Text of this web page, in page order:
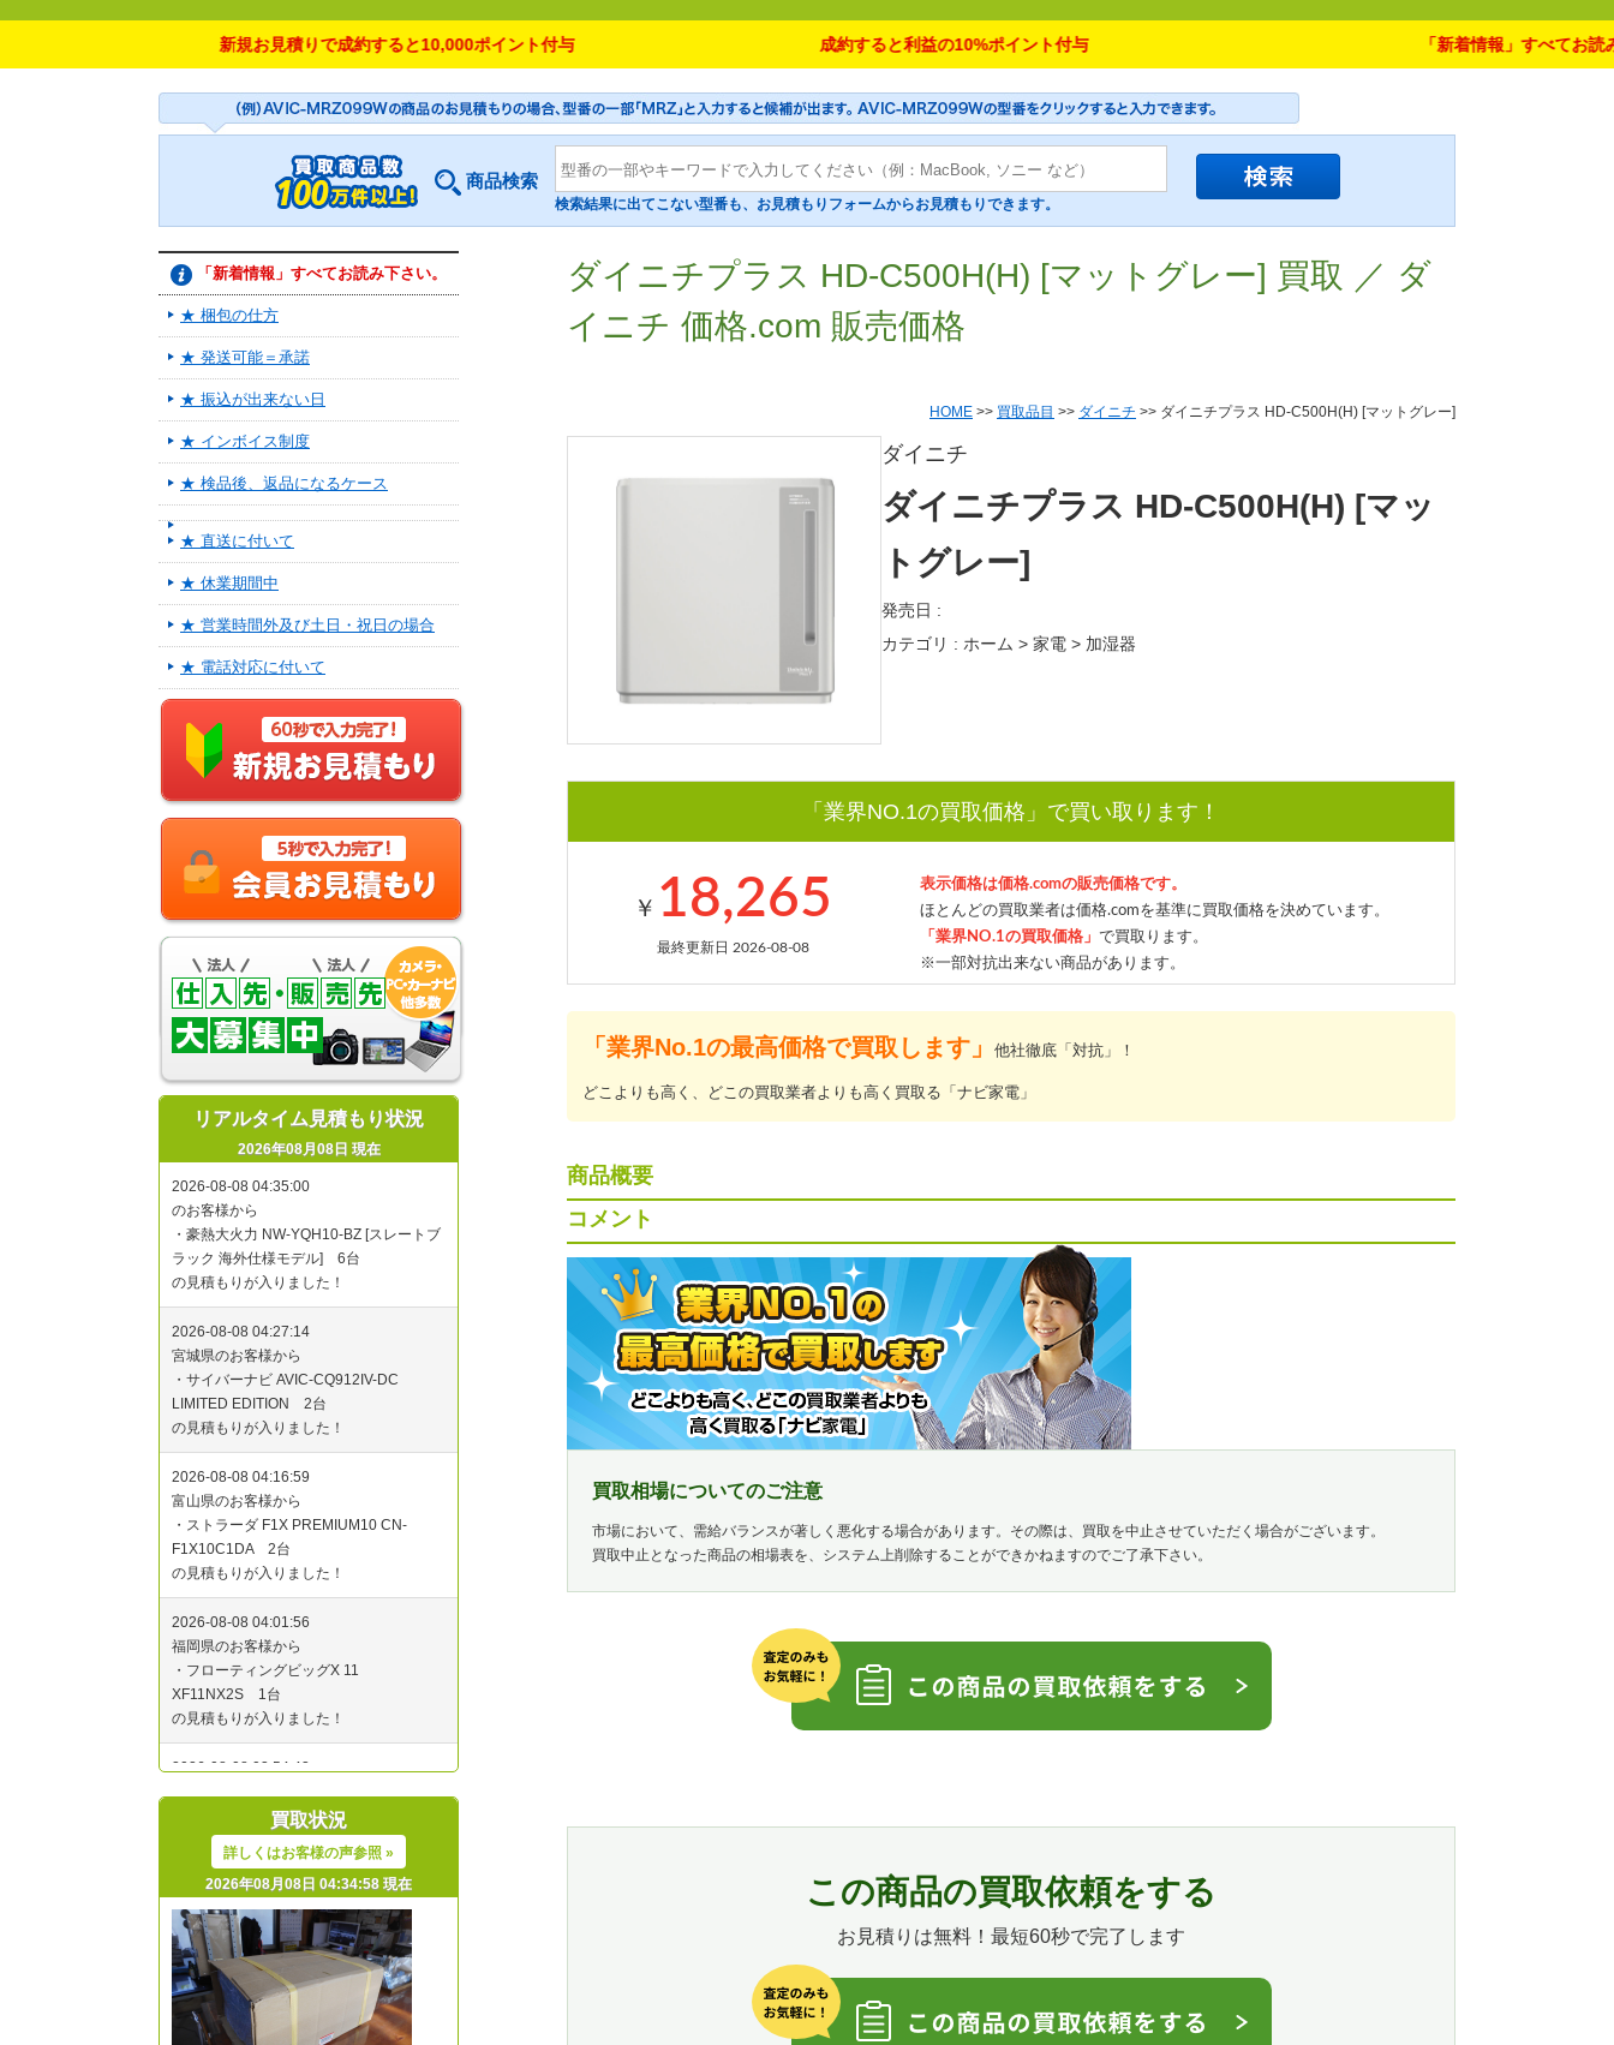
新規お見積りで成約すると10,000ポイント付与 成約すると利益の10%ポイント付与 「新着情報」すべてお読み下さい
商品検索
検索結果に出てこない型番も、お見積もりフォームからお見積もりできます。
ダイニチプラス HD-C500H(H) [マットグレー] 買取 ／ ダ
イニチ 価格.com 販売価格
HOME >> 買取品目 >> ダイニチ >> ダイニチプラス HD-C500H(H) [マットグレー]
ダイニチ
ダイニチプラス HD-C500H(H) [マッ
トグレー]
発売日 :
カテゴリ : ホーム > 家電 > 加湿器
「業界NO.1の買取価格」で買い取ります！
￥ 18,265
最終更新日 2026-08-08
表示価格は価格.comの販売価格です。
ほとんどの買取業者は価格.comを基準に買取価格を決めています。
「業界NO.1の買取価格」 で買取ります。
※一部対抗出来ない商品があります。
「業界No.1の最高価格で買取します」 他社徹底「対抗」！
どこよりも高く、どこの買取業者よりも高く買取る「ナビ家電」
商品概要
コメント
買取相場についてのご注意
市場において、需給バランスが著しく悪化する場合があります。その際は、買取を中止させていただく場合がございます。
買取中止となった商品の相場表を、システム上削除することができかねますのでご了承下さい。
この商品の買取依頼をする
お見積りは無料！最短60秒で完了します
「新着情報」すべてお読み下さい。
★ 梱包の仕方
★ 発送可能＝承諾
★ 振込が出来ない日
★ インボイス制度
★ 検品後、返品になるケース
★ 直送に付いて
★ 休業期間中
★ 営業時間外及び土日・祝日の場合
★ 電話対応に付いて
リアルタイム見積もり状況
2026年08月08日 現在
買取状況
詳しくはお客様の声参照 »
2026年08月08日 04:34:58 現在